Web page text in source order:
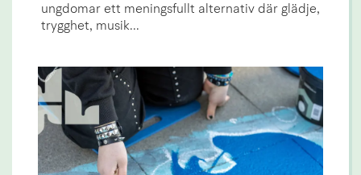
ungdomar ett meningsfullt alternativ där glädje,
trygghet, musik...